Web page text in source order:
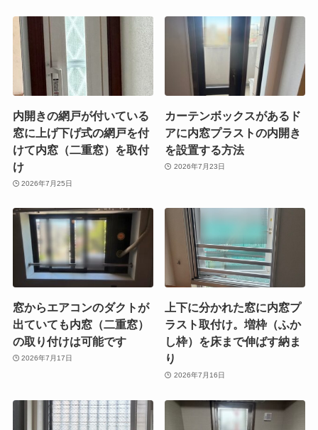
内開きの網戸が付いている
窓に上げ下げ式の網戸を付
けて内窓（二重窓）を取付
け
2026年7月25日
カーテンボックスがあるド
アに内窓プラストの内開き
を設置する方法
2026年7月23日
窓からエアコンのダクトが
出ていても内窓（二重窓）
の取り付けは可能です
2026年7月17日
上下に分かれた窓に内窓プ
ラスト取付け。増枠（ふか
し枠）を床まで伸ばす納ま
り
2026年7月16日